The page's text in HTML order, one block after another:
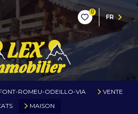
0
FR
ROMEU-ODEILLO-VIA
VENTE
MAISON